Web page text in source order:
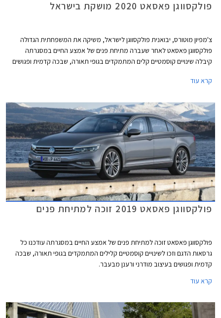
פולקסווגן פאסאט 2020 מושקת בישראל
צ'מפיון מוטורס, יבואנית פולקסווגן לישראל, משיקה את המשפחתית הגדולה
פולקסווגן פאסאט לאחר שעברה מתיחת פנים של אמצע החיים במסגרתה
קיבלה שינויים קוסמטיים קלים המתמקדים בגופי תאורה, שבכה קדמית ופגושים
קרא עוד
פולקסווגן פאסאט 2019 זוכה למתיחת פנים
פולקסווגן פאסאט זוכה למתיחת פנים של אמצע החיים במסגרתה עודכנו כל
גרסאות הדגם וזכו לשינויים קוסמטיים קלילים המתמקדים בגופי תאורה, שבכה
קדמית ופגושים בעיצוב מודרני ורענן מבעבר.
קרא עוד